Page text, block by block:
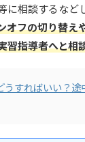
に相談するな
オフの切り替え
習指導者へと相
すればいい？